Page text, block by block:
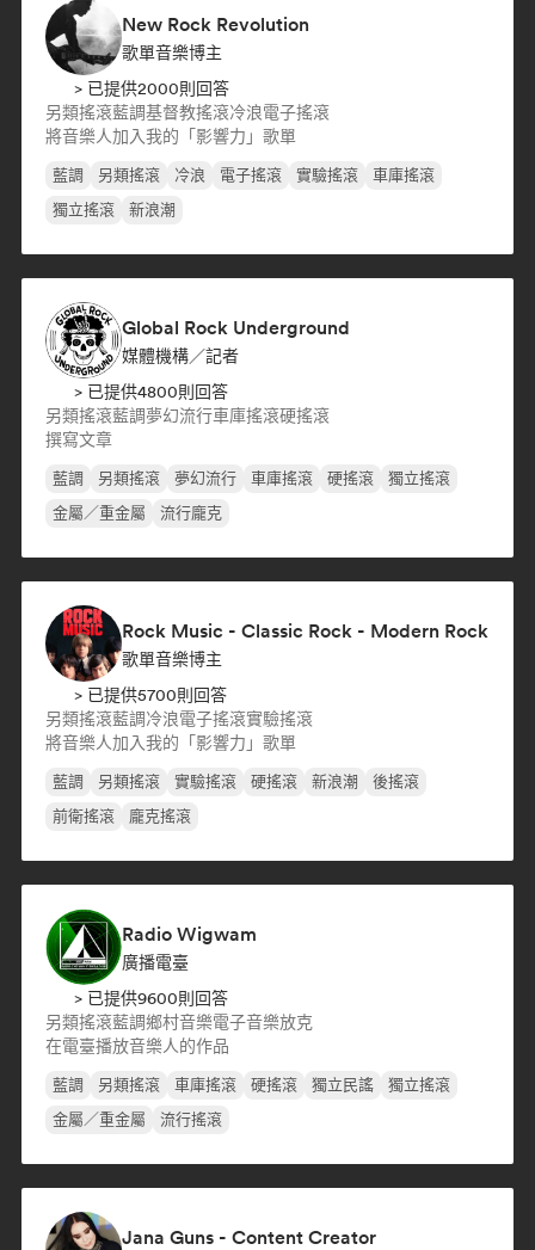
New Rock Revolution
歌單音樂博主
> 已提供2000則回答
另類搖滾藍調基督教搖滾冷浪電子搖滾
將音樂人加入我的「影響力」歌單
藍調 另類搖滾 冷浪 電子搖滾 實驗搖滾
車庫搖滾
獨立搖滾
新浪潮
Global Rock Underground
媒體機構／記者
> 已提供4800則回答
另類搖滾藍調夢幻流行車庫搖滾硬搖滾
撰寫文章
藍調 另類搖滾 夢幻流行 車庫搖滾 硬搖滾
獨立搖滾
金屬／重金屬
流行龐克
Rock Music - Classic Rock - Modern Rock
歌單音樂博主
> 已提供5700則回答
另類搖滾藍調冷浪電子搖滾實驗搖滾
將音樂人加入我的「影響力」歌單
藍調 另類搖滾 實驗搖滾 硬搖滾 新浪潮
後搖滾
前衛搖滾
龐克搖滾
Radio Wigwam
廣播電臺
> 已提供9600則回答
另類搖滾藍調鄉村音樂電子音樂放克
在電臺播放音樂人的作品
藍調 另類搖滾 車庫搖滾 硬搖滾 獨立民謠
獨立搖滾
金屬／重金屬
流行搖滾
Jana Guns - Content Creator